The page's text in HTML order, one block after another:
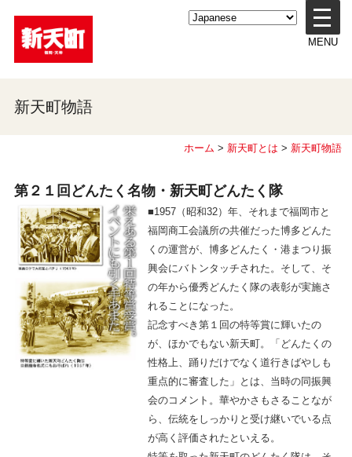
メ
ニ
ュ
MENU
新天町物語
ホーム > 新天町とは > 新天町物語
第２１回 どんたく名物・新天町どんたく隊
■1957（昭和32）年、それまで福岡市と
福岡商工会議所の共催だった博多どんた
くの運営が、博多どんたく・港まつり振
興会にバトンタッチされた。そして、そ
の年から優秀どんたく隊の表彰が実施さ
れることになった。
記念すべき第１回の特等賞に輝いたの
が、ほかでもない新天町。「どんたくの
性格上、踊りだけでなく道行きばやしも
重点的に審査した」とは、当時の同振興
会のコメント。華やかさもさることなが
ら、伝統をしっかりと受け継いでいる点
が高く評価されたといえる。